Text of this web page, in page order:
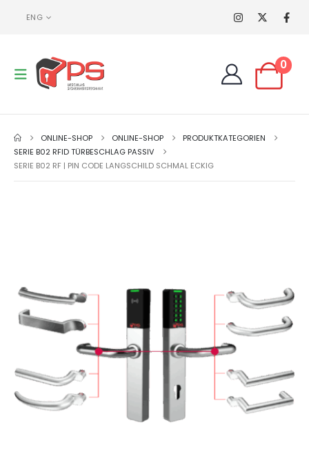
ENG
0
ONLINE-SHOP ONLINE-SHOP
PRODUKTKATEGORIEN
SERIE B02 RFID TÜRBESCHLAG PASSIV
SERIE B02 RF | PIN CODE LANGSCHILD SCHMAL ECKIG